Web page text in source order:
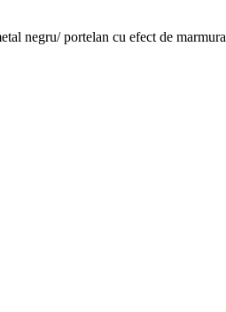
negru/ portelan cu efect de